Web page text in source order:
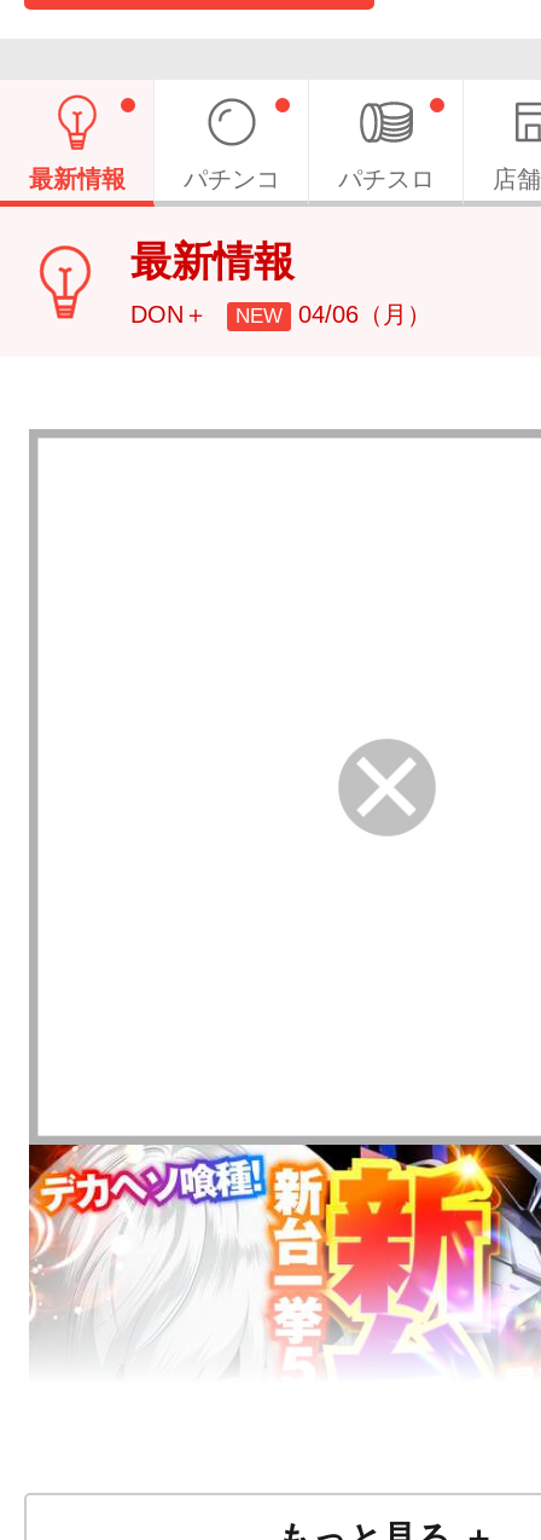
最新情報 パチンコ パチスロ 店
最新情報
DON＋ NEW 04/06（月）